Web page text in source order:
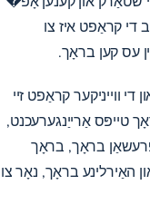
די קראַפט איז צו
עס קען בראָך.
די ווייניקער קראַפט זיי
טייפּס אַרייַנגערעכנט,
בראָך, בראָך
האַירלינע בראָך, נאָר צו